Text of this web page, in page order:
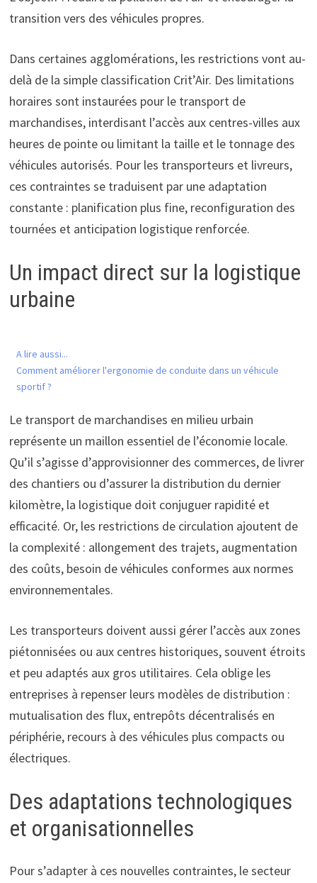
transition vers des véhicules propres.
Dans certaines agglomérations, les restrictions vont au-
delà de la simple classification Crit’Air. Des limitations
horaires sont instaurées pour le transport de
marchandises, interdisant l’accès aux centres-villes aux
heures de pointe ou limitant la taille et le tonnage des
véhicules autorisés. Pour les transporteurs et livreurs,
ces contraintes se traduisent par une adaptation
constante : planification plus fine, reconfiguration des
tournées et anticipation logistique renforcée.
Un impact direct sur la logistique
urbaine
A lire aussi...
Comment améliorer l'ergonomie de conduite dans un véhicule
sportif ?
Le transport de marchandises en milieu urbain
représente un maillon essentiel de l’économie locale.
Qu’il s’agisse d’approvisionner des commerces, de livrer
des chantiers ou d’assurer la distribution du dernier
kilomètre, la logistique doit conjuguer rapidité et
efficacité. Or, les restrictions de circulation ajoutent de
la complexité : allongement des trajets, augmentation
des coûts, besoin de véhicules conformes aux normes
environnementales.
Les transporteurs doivent aussi gérer l’accès aux zones
piétonnisées ou aux centres historiques, souvent étroits
et peu adaptés aux gros utilitaires. Cela oblige les
entreprises à repenser leurs modèles de distribution :
mutualisation des flux, entrepôts décentralisés en
périphérie, recours à des véhicules plus compacts ou
électriques.
Des adaptations technologiques
et organisationnelles
Pour s’adapter à ces nouvelles contraintes, le secteur